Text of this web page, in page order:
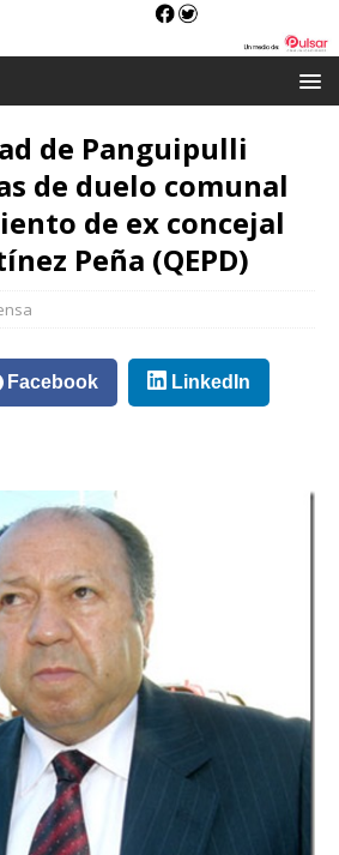
de Panguipulli
de duelo comunal
de ex concejal
Peña (QEPD)
Facebook LinkedIn